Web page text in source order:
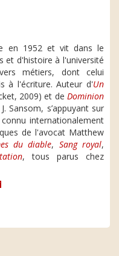
en 1952 et vit dans le
et d'histoire à l'université
métiers, dont celui
à l'écriture. Auteur d'Un
2009) et deDominion
Sansom, s’appuyant sur
internationalement
de l'avocat Matthew
du diable, Sang royal,
, tous parus chez